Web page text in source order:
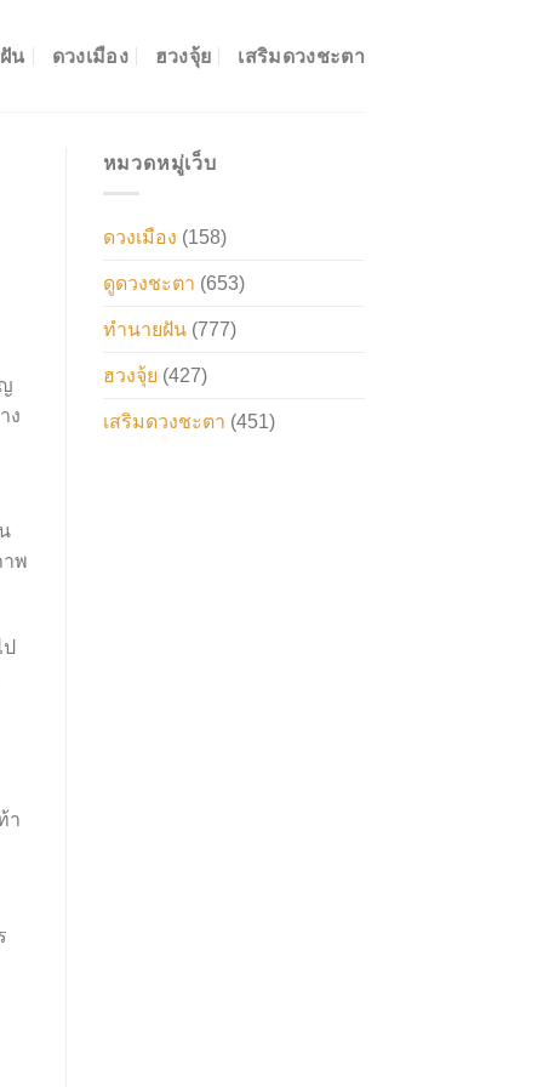
น ดวงเมือง ฮวงจุ้ย เสริมดวงชะตา
ง
าพ
า
หมวดหมู่เว็บ
ดวงเมือง (158)
ดูดวงชะตา (653)
ทำนายฝัน(777)
ฮวงจุ้ย (427)
เสริมดวงชะตา (451)